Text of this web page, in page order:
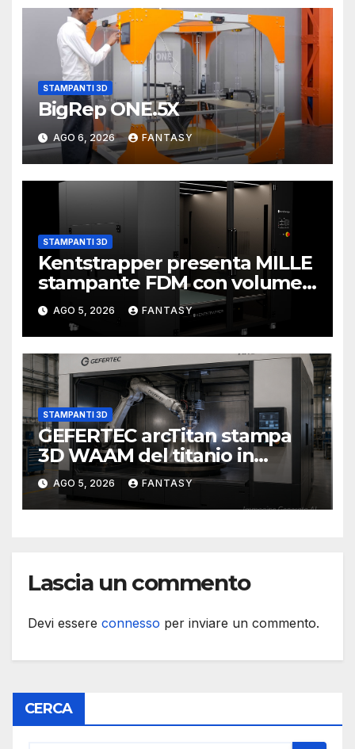
STAMPANTI 3D
BigRep ONE.5X
AGO 6, 2026 FANTASY
STAMPANTI 3D
Kentstrapper presenta MILLE
stampante FDM con volume
di stampa da un metro cubo
AGO 5, 2026 FANTASY
STAMPANTI 3D
GEFERTEC arcTitan stampa
3D WAAM del titanio in
camera inerte
AGO 5, 2026 FANTASY
Lascia un commento
Devi essere connesso per inviare un commento.
CERCA